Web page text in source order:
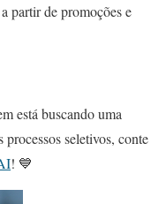
partir de promoções e
está buscando uma
seletivos, conte
! 💙